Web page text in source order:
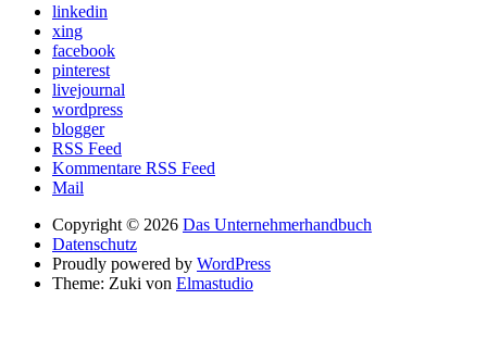
linkedin
xing
facebook
pinterest
livejournal
wordpress
blogger
RSS Feed
Kommentare RSS Feed
Mail
Copyright © 2026 Das Unternehmerhandbuch
Datenschutz
Proudly powered by WordPress
Theme: Zuki von Elmastudio